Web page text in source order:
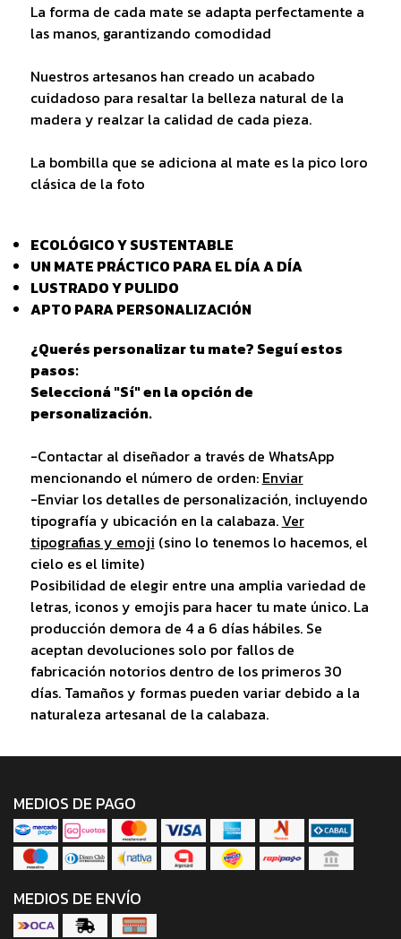
La forma de cada mate se adapta perfectamente a
las manos, garantizando comodidad
Nuestros artesanos han creado un acabado
cuidadoso para resaltar la belleza natural de la
madera y realzar la calidad de cada pieza.
La bombilla que se adiciona al mate es la pico loro
clásica de la foto
ECOLÓGICO Y SUSTENTABLE
UN MATE PRÁCTICO PARA EL DÍA A DÍA
LUSTRADO Y PULIDO
APTO PARA PERSONALIZACIÓN
¿Querés personalizar tu mate? Seguí estos
pasos:
Seleccioná "Sí" en la opción de
personalización.
-Contactar al diseñador a través de WhatsApp
mencionando el número de orden: Enviar
-Enviar los detalles de personalización, incluyendo
tipografía y ubicación en la calabaza.Ver
tipografias y emoji (sino lo tenemos lo hacemos, el
cielo es el limite)
Posibilidad de elegir entre una amplia variedad de
letras, iconos y emojis para hacer tu mate único. La
producción demora de 4 a 6 días hábiles. Se
aceptan devoluciones solo por fallos de
fabricación notorios dentro de los primeros 30
días. Tamaños y formas pueden variar debido a la
naturaleza artesanal de la calabaza.
MEDIOS DE PAGO
MEDIOS DE ENVÍO